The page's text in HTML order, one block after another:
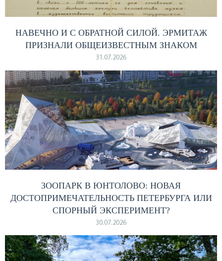
НАВЕЧНО И С ОБРАТНОЙ СИЛОЙ. ЭРМИТАЖ
ПРИЗНАЛИ ОБЩЕИЗВЕСТНЫМ ЗНАКОМ
31.07.2026
ЗООПАРК В ЮНТОЛОВО: НОВАЯ
ДОСТОПРИМЕЧАТЕЛЬНОСТЬ ПЕТЕРБУРГА ИЛИ
СПОРНЫЙ ЭКСПЕРИМЕНТ?
30.07.2026